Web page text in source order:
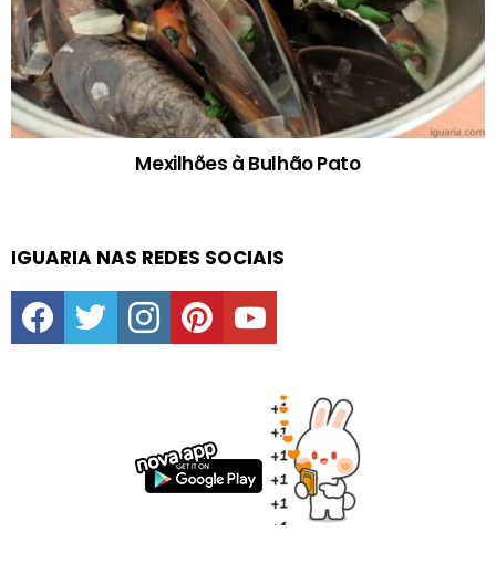
Mexilhões à Bulhão Pato
IGUARIA NAS REDES SOCIAIS
facebooktwitter instagrampinterestyoutube